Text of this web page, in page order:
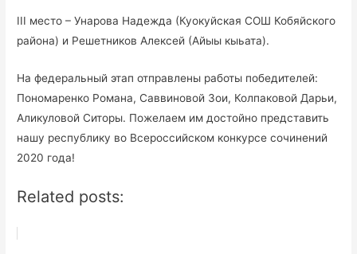
III место – Унарова Надежда (Куокуйская СОШ Кобяйского
района) и Решетников Алексей (Айыы кыьата).
На федеральный этап отправлены работы победителей:
Пономаренко Романа, Саввиновой Зои, Колпаковой Дарьи,
Аликуловой Ситоры. Пожелаем им достойно представить
нашу республику во Всероссийском конкурсе сочинений
2020 года!
Related posts: